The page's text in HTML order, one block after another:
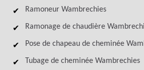
Ramoneur Wambrechies
Ramonage de chaudière
Pose de chapeau de cheminée
Tubage de cheminée Wambrechies